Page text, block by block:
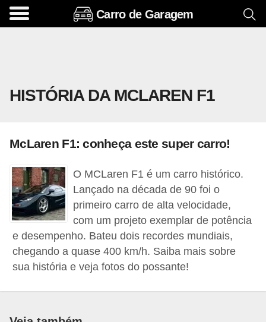
Carro de Garagem
HISTÓRIA DA MCLAREN F1
McLaren F1: conheça este super carro!
O MCLaren F1 é um carro histórico.
Lançado na década de 90 foi o
primeiro carro de alta velocidade,
com um projeto exemplar de potência
e desempenho. Bateu dois recordes mundiais,
chegando a quase 400 km/h. Saiba mais sobre
sua história e veja fotos do possante!
A
s
i
o
s
e
o
p
c
i
o